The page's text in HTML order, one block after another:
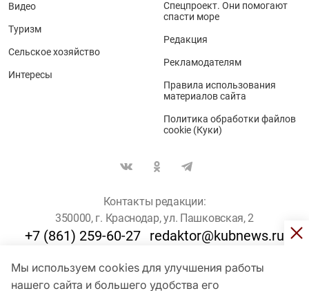
Мы используем cookies для улучшения работы
нашего сайта и большего удобства его
Видео
Туризм
Сельское хозяйство
Интересы
Спецпроект. Они помогают
спасти море
Редакция
Рекламодателям
Правила использования
материалов сайта
Политика обработки файлов
cookie (Куки)
Контакты редакции:
350000, г. Краснодар, ул. Пашковская, 2
+7 (861) 259-60-27 redaktor@kubnews.ru
Для пользователей старше 16 лет